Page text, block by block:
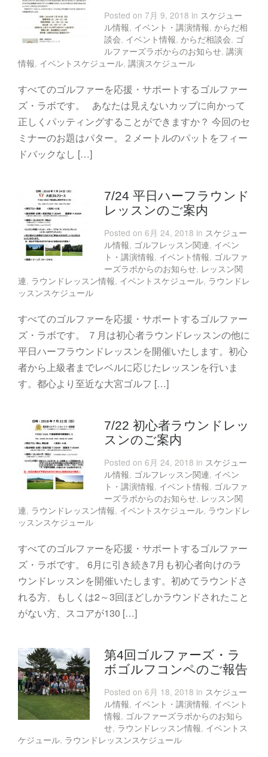
Posted on 7月 9, 2018 in スケジュー
ル情報, イベント・講演情報, からだ相
談会, イベント情報, からだ相談会, ゴ
ルファーズラボからのお知らせ, 講演
情報, イベントスケジュール, 講演スケジュール
すべてのゴルファーを応援・サポートするゴルファー
ズ・ラボです。 あなたは見えないカップに向かって
正しくパッティングすることができますか？ 今回のセ
ミナーのお題はパター。２メートルのパットをフィー
ドバックなし […]
7/24 平日ハーフラウンド
レッスンのご案内
Posted on 6月 24, 2018 in スケジュー
ル情報, ゴルフレッスン関連, イベン
ト・講演情報, イベント情報, ゴルファ
ーズラボからのお知らせ, レッスン関
連, ラウンドレッスン情報, イベントスケジュール, ラウンドレ
ッスンスケジュール
すべてのゴルファーを応援・サポートするゴルファー
ズ・ラボです。 ７月は初心者ラウンドレッスンの他に
平日ハーフラウンドレッスンを開催いたします。初心
者から上級者までレベルに応じたレッスンを行いま
す。都心より至近な大宮ゴルフ […]
7/22 初心者ラウンドレッ
スンのご案内
Posted on 6月 24, 2018 in スケジュー
ル情報, ゴルフレッスン関連, イベン
ト・講演情報, イベント情報, ゴルファ
ーズラボからのお知らせ, レッスン関
連, ラウンドレッスン情報, イベントスケジュール, ラウンドレ
ッスンスケジュール
すべてのゴルファーを応援・サポートするゴルファー
ズ・ラボです。 6月に引き続き7月も初心者向けのラ
ウンドレッスンを開催いたします。初めてラウンドさ
れる方、もしくは2～3回ほどしかラウンドされたこと
がない方、スコアが130 […]
第4回ゴルファーズ・ラ
ボゴルフコンペのご報告
Posted on 6月 18, 2018 in スケジュー
ル情報, イベント・講演情報, イベント
情報, ゴルファーズラボからのお知ら
せ, ラウンドレッスン情報, イベントス
ケジュール, ラウンドレッスンスケジュール